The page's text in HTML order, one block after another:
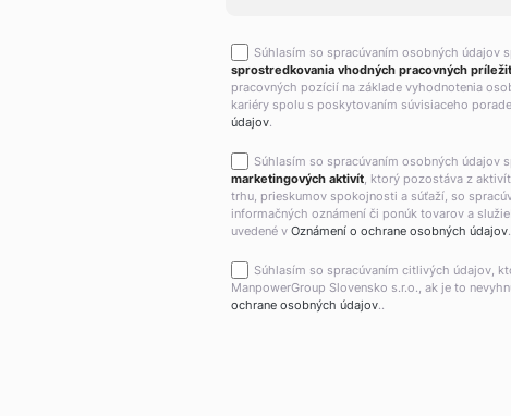
Súhlasím so spracúvaním osobných údajov
sprostredkovania vhodných pracovných
pracovných pozícií na základe vyhodnotenia
kariéry spolu s poskytovaním súvisiaceho
údajov.
Súhlasím so spracúvaním osobných údajov
marketingových aktivít, ktorý pozostáva z
trhu, prieskumov spokojnosti a súťaží, so
informačných oznámení či ponúk tovarov a
uvedené v Oznámení o ochrane osobných údajov.
Súhlasím so spracúvaním citlivých údajov,
ManpowerGroup Slovensko s.r.o., ak je to
ochrane osobných údajov..